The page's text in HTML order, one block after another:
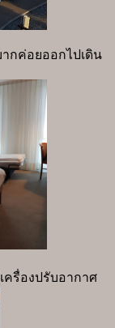
กค่อยออกไปเดิน
ครื่องปรับอากาศ